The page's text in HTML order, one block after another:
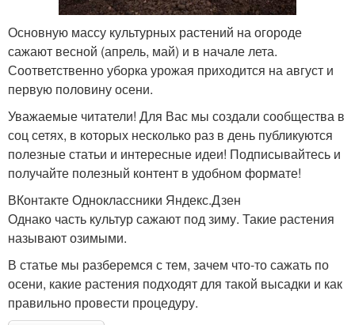
Основную массу культурных растений на огороде
сажают весной (апрель, май) и в начале лета.
Соответственно уборка урожая приходится на август и
первую половину осени.
Уважаемые читатели! Для Вас мы создали сообщества в
соц сетях, в которых несколько раз в день публикуются
полезные статьи и интересные идеи! Подписывайтесь и
получайте полезный контент в удобном формате!
ВКонтакте Одноклассники Яндекс.Дзен
Однако часть культур сажают под зиму. Такие растения
называют озимыми.
В статье мы разберемся с тем, зачем что-то сажать по
осени, какие растения подходят для такой высадки и как
правильно провести процедуру.